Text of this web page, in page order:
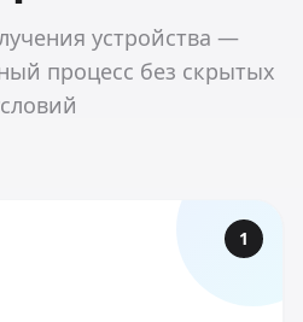
устройства —
процесс без скрытых
1